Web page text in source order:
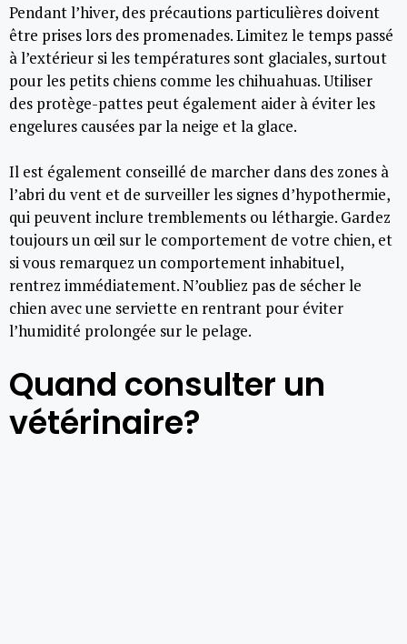
Pendant l’hiver, des précautions particulières doivent
être prises lors des promenades. Limitez le temps passé
à l’extérieur si les températures sont glaciales, surtout
pour les petits chiens comme les chihuahuas. Utiliser
des protège-pattes peut également aider à éviter les
engelures causées par la neige et la glace.
Il est également conseillé de marcher dans des zones à
l’abri du vent et de surveiller les signes d’hypothermie,
qui peuvent inclure tremblements ou léthargie. Gardez
toujours un œil sur le comportement de votre chien, et
si vous remarquez un comportement inhabituel,
rentrez immédiatement. N’oubliez pas de sécher le
chien avec une serviette en rentrant pour éviter
l’humidité prolongée sur le pelage.
Quand consulter un
vétérinaire?